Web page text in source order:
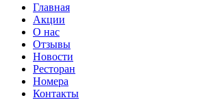
Главная
Акции
О нас
Отзывы
Новости
Ресторан
Номера
Контакты